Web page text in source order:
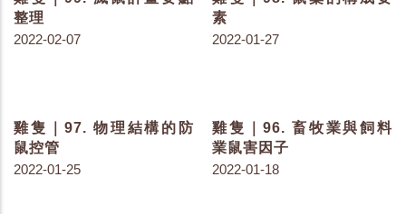
素 D 代謝的因子
2022-05-05
變化
2022-04-22
雞隻｜111. 屠宰報告上有
什麼？
2022-04-13
雞隻｜110. 空氣的品質
2022-04-11